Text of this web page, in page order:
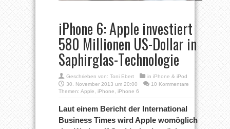
iPhone 6: Apple investiert
580 Millionen US-Dollar in
Saphirglas-Technologie
Geschrieben von: Toni Ebert in iPhone & iPod
30. November 2013 um 20:00
10 Kommentare
Themen: Apple iPhone iPhone 6
Laut einem Bericht der International
Business Times wird Apple womöglich